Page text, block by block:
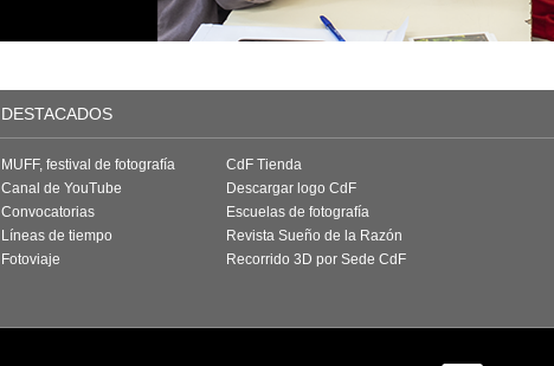
DESTACADOS
MUFF, festival de fotografía
Canal de YouTube
Convocatorias
Líneas de tiempo
Fotoviaje
CdF Tienda
Descargar logo CdF
Escuelas de fotografía
Revista Sueño de la Razón
Recorrido 3D por Sede CdF